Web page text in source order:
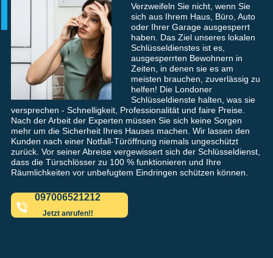
Verzweifeln Sie nicht, wenn Sie
sich aus Ihrem Haus, Büro, Auto
oder Ihrer Garage ausgesperrt
haben. Das Ziel unseres lokalen
Schlüsseldienstes ist es,
ausgesperrten Bewohnern in
Zeiten, in denen sie es am
meisten brauchen, zuverlässig zu
helfen! Die Londoner
Schlüsseldienste halten, was sie
versprechen - Schnelligkeit, Professionalität und faire Preise.
Nach der Arbeit der Experten müssen Sie sich keine Sorgen
mehr um die Sicherheit Ihres Hauses machen. Wir lassen den
Kunden nach einer Notfall-Türöffnung niemals ungeschützt
zurück. Vor seiner Abreise vergewissert sich der Schlüsseldienst,
dass die Türschlösser zu 100 % funktionieren und Ihre
Räumlichkeiten vor unbefugtem Eindringen schützen können.
097006521212
Jetzt anrufen!!